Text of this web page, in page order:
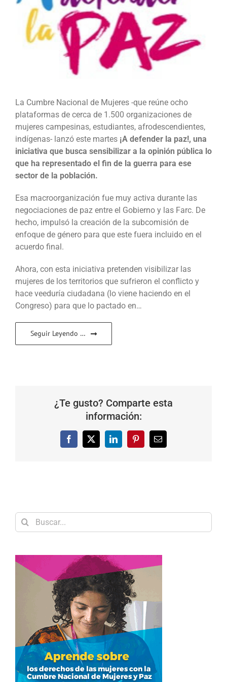
La Cumbre Nacional de Mujeres -que reúne ocho
plataformas de cerca de 1.500 organizaciones de
mujeres campesinas, estudiantes, afrodescendientes,
indígenas- lanzó este martes ¡A defender la paz!, una
iniciativa que busca sensibilizar a la opinión pública lo
que ha representado el fin de la guerra para ese
sector de la población.
Esa macroorganización fue muy activa durante las
negociaciones de paz entre el Gobierno y las Farc. De
hecho, impulsó la creación de la subcomisión de
enfoque de género para que este fuera incluido en el
acuerdo final.
Ahora, con esta iniciativa pretenden visibilizar las
mujeres de los territorios que sufrieron el conflicto y
hace veeduría ciudadana (lo viene haciendo en el
Congreso) para que lo pactado en…
Seguir Leyendo …
¿Te gusto? Comparte esta
información:
Facebook
X LinkedInPinterestCorreo
Buscar: